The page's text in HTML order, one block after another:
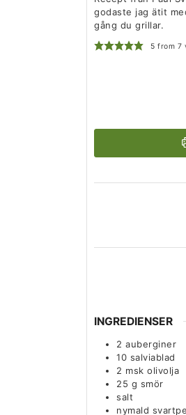
godaste jag ätit
gång du grillar.
5 from 7
INGREDIENSER
2 auberginer
10 salviablad
2 msk olivolja
25 g smör
salt
nymald